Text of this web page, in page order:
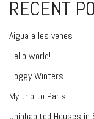
RECENT
Aigua a les venes
Hello world!
Foggy Winters
My trip to Paris
Uninhabited Houses in